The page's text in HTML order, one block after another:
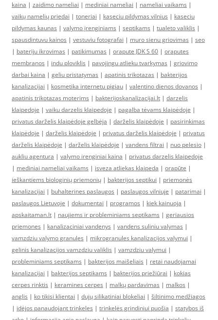
kaina | zaidimo nameliai | mediniai nameliai | nameliai vaikams |
vaikų namelių priedai | toneriai | kaseciu pildymas vilnius | kaseciu
pildymas kaunas | valymo įrenginiams | septikams | tualeto valiklis |
spausdintuvu kainos | vestuviu fotografai | muro sienu griovimas | seo
| bateriju ikrovimas | patikimumas | orapute JDK S 60 | oraputes
membranos | indu ploviklis | pavojingu atlieku tvarkymas | griovimo
darbai kaina | geliu pristatymas | apatinis trikotazas | bakterijos
kanalizacijai | kosmetika internetu pigiau | valentino dienos dovanos |
apatinis trikotazas moterims | bakterijoskanalizacijai.lt | darzelis
klaipedoje | vaiku darzelis klaipedoje | pagalba tėvams klaipėdoje |
privatus darželis klaipėdoje gelbėja | darželis klaipėdoje | pasirinkimas
klaipėdoje | darželis klaipėdoje | privatus darželis klaipėdoje | privatus
darželis klaipėdoje | darželis klaipėdoje | vandens filtrai | nuo pelesio |
aukliu agentura | valymo irenginiai kaina | privatus darzelis klaipedoje
| mediniai nameliai vaikams | isveza atliekas klaipeda | orapūte |
ieškantiems biologinių priemonių | bakterijos septikui | priemonės
kanalizacijai | buhalterines paslaugos | paslaugos vilniuje | patarimai |
paslaugos Lietuvoje | dokumentai | programos | kiek kainuoja |
apskaitaman.lt | naujiems ir probleminiams septikams | geriausios
priemones | kanalizaciniai vandenys | vandens suliniu valymas |
vamzdziu valymo granules | mikrogranules kanalizacijos valymui |
gelinis kanalizacijos vamzdziu valiklis | vamzdziu valymui |
probleminiams septikams | bakterijos maišeliais | retai naudojamai
kanalizacijai | bakterijos septikams | bakterijos priežiūrai | kokias
cerpes rinktis | keramines cerpes | malkų pardavimas | malkos |
anglis | ko tikisi klientai | dujų silikatiniai blokeliai | šiltinimo medžiagos
| idėjos panaudojant trinkeles | trinkelės grindiniui puošia | statybos iš